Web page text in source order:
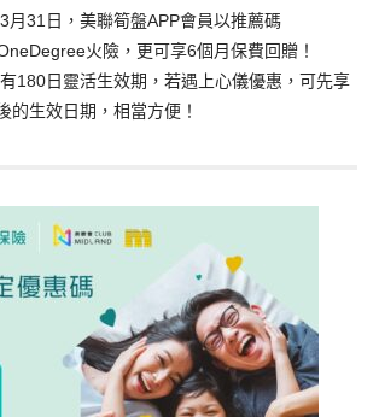
月31日，美聯筍盤APP會員以推薦碼
火險，更可享6個月保費回贈！
180日靈活生效期，若遇上心儀優惠，可先享
的生效日期，相當方便！